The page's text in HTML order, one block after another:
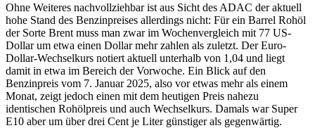
Ohne Weiteres nachvollziehbar ist aus Sicht des ADAC der aktuell
hohe Stand des Benzinpreises allerdings nicht: Für ein Barrel Rohöl
der Sorte Brent muss man zwar im Wochenvergleich mit 77 US-
Dollar um etwa einen Dollar mehr zahlen als zuletzt. Der Euro-
Dollar-Wechselkurs notiert aktuell unterhalb von 1,04 und liegt
damit in etwa im Bereich der Vorwoche. Ein Blick auf den
Benzinpreis vom 7. Januar 2025, also vor etwas mehr als einem
Monat, zeigt jedoch einen mit dem heutigen Preis nahezu
identischen Rohölpreis und auch Wechselkurs. Damals war Super
E10 aber um über drei Cent je Liter günstiger als gegenwärtig.